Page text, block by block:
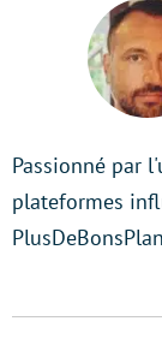
Passionné par
plateformes